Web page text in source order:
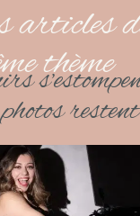
thème
photos restent